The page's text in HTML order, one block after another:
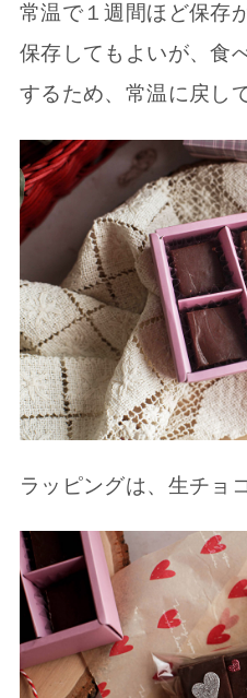
常温で１週間ほど保存
保存してもよいが、食
するため、常温に戻し
ラッピングは、生チ